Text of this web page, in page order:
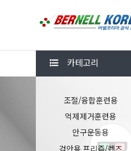
카테고리
조절/융합훈련용
억제제거훈련용
안구운동용
검안용 프리즘/렌즈